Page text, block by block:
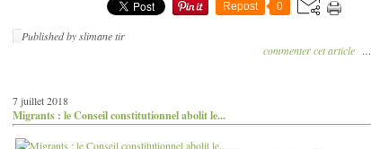
Repost 0
Published by slimane tir
commenter cet article …
7 juillet 2018
Migrants : le Conseil constitutionnel abolit le...